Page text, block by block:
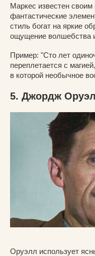
Маркес известен
фантастические
стиль богат на яркие
ощущение волшебства
Пример: "Сто лет
переплетается с
в которой необычное
5. Джордж
Оруэлл использует